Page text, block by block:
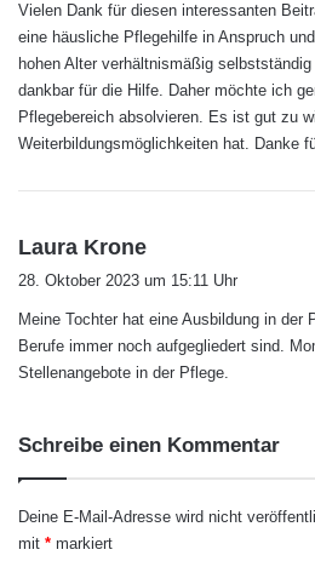
individuelles Berufs-
gestalten können.
Die neue
Pflegeberufen
Anerkennung
Pflegefachmannergibt
Änderungen eine
Krankenhäusern und
Arbeitsplätze in
t
:
Vielen Dank für diesen interessanten
eine häusliche Pflegehilfe in Anspruch
hohen Alter verhältnismäßig
dankbar für die Hilfe. Daher möchte ich
Pflegebereich absolvieren. Es ist gut zu
Weiterbildungsmöglichkeiten hat. Danke
Laura Krone
t
:
28. Oktober 2023 um 15:11 Uhr
Meine Tochter hat eine Ausbildung in der
Berufe immer noch aufgegliedert sind.
Stellenangebote in der Pflege.
Schreibe einen Kommentar
Deine E-Mail-Adresse wird nicht
mit * markiert